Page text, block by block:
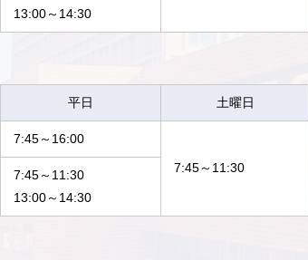
13:00～14:30
平日 土曜日
7:45～16:00
7:45～11:30
7:45～11:30
13:00～14:30